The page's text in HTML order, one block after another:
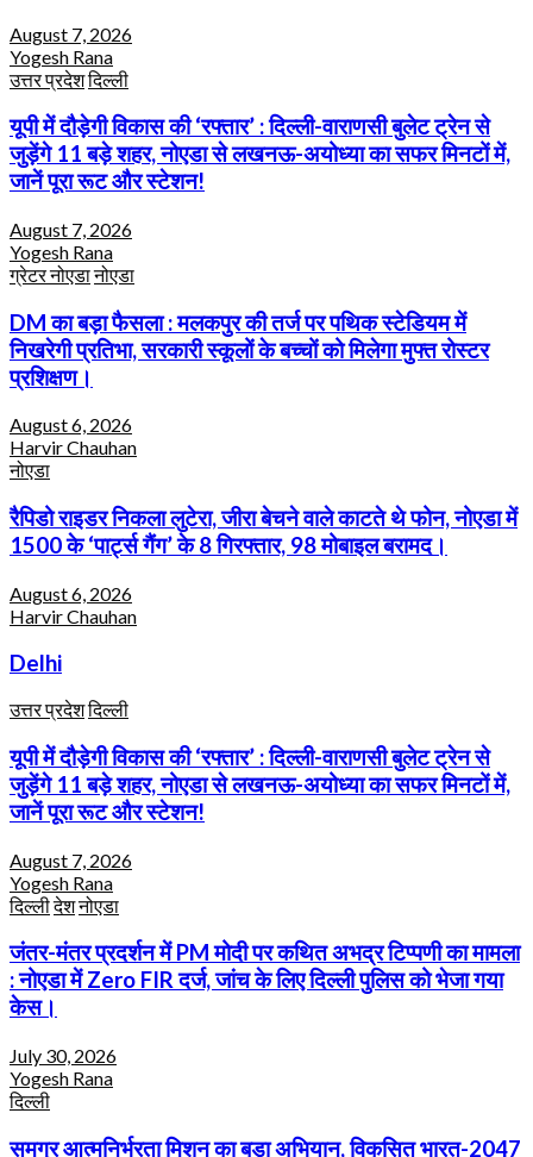
August 7, 2026
Yogesh Rana
उत्तर प्रदेशदिल्ली
यूपी में दौड़ेगी विकास की ‘रफ्तार’ : दिल्ली-वाराणसी बुलेट ट्रेन से
जुड़ेंगे 11 बड़े शहर, नोएडा से लखनऊ-अयोध्या का सफर मिनटों में,
जानें पूरा रूट और स्टेशन!
August 7, 2026
Yogesh Rana
ग्रेटर नोएडानोएडा
DM का बड़ा फैसला : मलकपुर की तर्ज पर पथिक स्टेडियम में
निखरेगी प्रतिभा, सरकारी स्कूलों के बच्चों को मिलेगा मुफ्त रोस्टर
प्रशिक्षण।
August 6, 2026
Harvir Chauhan
नोएडा
रैपिडो राइडर निकला लुटेरा, जीरा बेचने वाले काटते थे फोन, नोएडा में
1500 के ‘पार्ट्स गैंग’ के 8 गिरफ्तार, 98 मोबाइल बरामद।
August 6, 2026
Harvir Chauhan
Delhi
उत्तर प्रदेशदिल्ली
यूपी में दौड़ेगी विकास की ‘रफ्तार’ : दिल्ली-वाराणसी बुलेट ट्रेन से
जुड़ेंगे 11 बड़े शहर, नोएडा से लखनऊ-अयोध्या का सफर मिनटों में,
जानें पूरा रूट और स्टेशन!
August 7, 2026
Yogesh Rana
दिल्लीदेशनोएडा
जंतर-मंतर प्रदर्शन में PM मोदी पर कथित अभद्र टिप्पणी का मामला
: नोएडा में Zero FIR दर्ज, जांच के लिए दिल्ली पुलिस को भेजा गया
केस।
July 30, 2026
Yogesh Rana
दिल्ली
समग्र आत्मनिर्भरता मिशन का बड़ा अभियान, विकसित भारत-2047